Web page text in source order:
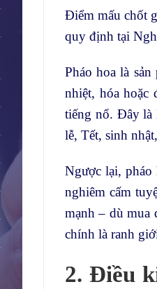
Điểm mấu chốt
quy định tại
Pháo hoa là
nhiệt, hóa hoặc
tiếng nổ. Đây là
lễ, Tết, sinh
Ngược lại, pháo
nghiêm cấm
mạnh – dù mua
chính là ranh
2. Điều